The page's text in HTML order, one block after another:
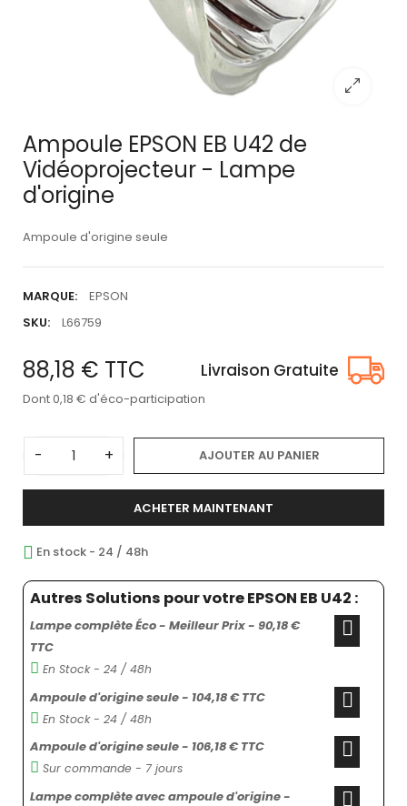
Ampoule EPSON EB U42 de
Vidéoprojecteur - Lampe
d'origine
Ampoule d'origine seule
MARQUE:
EPSON
SKU:
L66759
88,18 € TTC Livraison Gratuite
Dont 0,18 € d'éco-participation
- + AJOUTER AU PANIER
ACHETER MAINTENANT
En stock - 24 / 48h
Autres Solutions pour votre EPSON EB U42 :
Lampe complète Éco - Meilleur Prix - 90,18 €
TTC
En Stock - 24 / 48h
Ampoule d'origine seule - 104,18 € TTC
En Stock - 24 / 48h
Ampoule d'origine seule - 106,18 € TTC
Sur commande - 7 jours
Lampe complète avec ampoule d'origine -